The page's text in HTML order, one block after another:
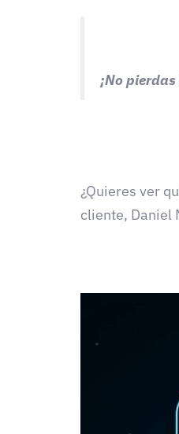
¡No
¿Quieres ver
cliente, Daniel